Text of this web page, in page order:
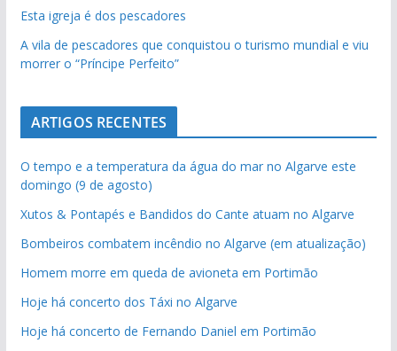
Esta igreja é dos pescadores
A vila de pescadores que conquistou o turismo mundial e viu
morrer o “Príncipe Perfeito”
ARTIGOS RECENTES
O tempo e a temperatura da água do mar no Algarve este
domingo (9 de agosto)
Xutos & Pontapés e Bandidos do Cante atuam no Algarve
Bombeiros combatem incêndio no Algarve (em atualização)
Homem morre em queda de avioneta em Portimão
Hoje há concerto dos Táxi no Algarve
Hoje há concerto de Fernando Daniel em Portimão